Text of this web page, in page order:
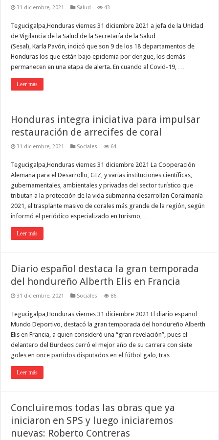
31 diciembre, 2021 Salud 43
Tegucigalpa,Honduras viernes 31 diciembre 2021 a jefa de la Unidad
de Vigilancia de la Salud de la Secretaría de la Salud
(Sesal), Karla Pavón, indicó que son 9 de los 18 departamentos de
Honduras los que están bajo epidemia por dengue, los demás
permanecen en una etapa de alerta. En cuando al Covid-19, …
Leer más
Honduras integra iniciativa para impulsar
restauración de arrecifes de coral
31 diciembre, 2021 Sociales 64
Tegucigalpa,Honduras viernes 31 diciembre 2021 La Cooperación
Alemana para el Desarrollo, GIZ, y varias instituciones científicas,
gubernamentales, ambientales y privadas del sector turístico que
tributan a la protección de la vida submarina desarrollan Coralmanía
2021, el trasplante masivo de corales más grande de la región, según
informó el periódico especializado en turismo, …
Leer más
Diario español destaca la gran temporada
del hondureño Alberth Elis en Francia
31 diciembre, 2021 Sociales 86
Tegucigalpa,Honduras viernes 31 diciembre 2021 El diario español
Mundo Deportivo, destacó la gran temporada del hondureño Alberth
Elis en Francia, a quien consideró una “gran revelación”, pues el
delantero del Burdeos cerró el mejor año de su carrera con siete
goles en once partidos disputados en el fútbol galo, tras …
Leer más
Concluiremos todas las obras que ya
iniciaron en SPS y luego iniciaremos
nuevas: Roberto Contreras